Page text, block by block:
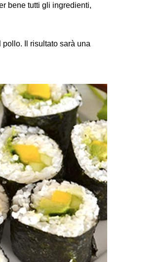
bene tutti gli ingredienti,
Il risultato sarà una